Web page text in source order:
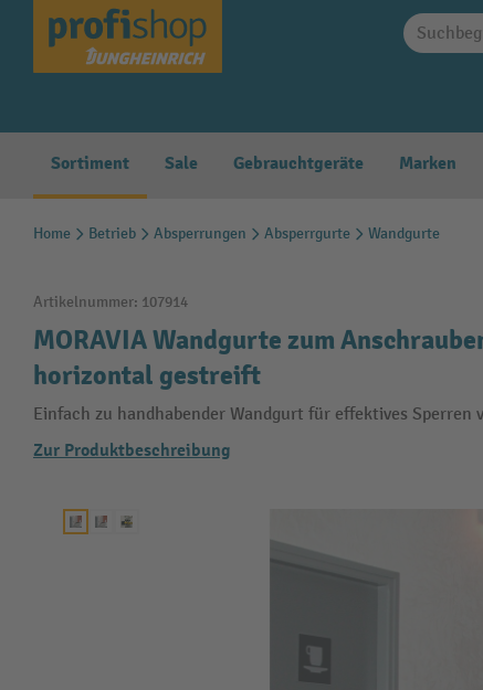
Zur Hauptnavigation springen
Sortiment Sale Gebrauchtgeräte Marken
Home Betrieb Absperrungen Absperrgurte Wandgurte
Artikelnummer: 107914
MORAVIA Wandgurte zum
horizontal gestreift
Einfach zu handhabender Wandgurt für effektives Sperren
Zur Produktbeschreibung